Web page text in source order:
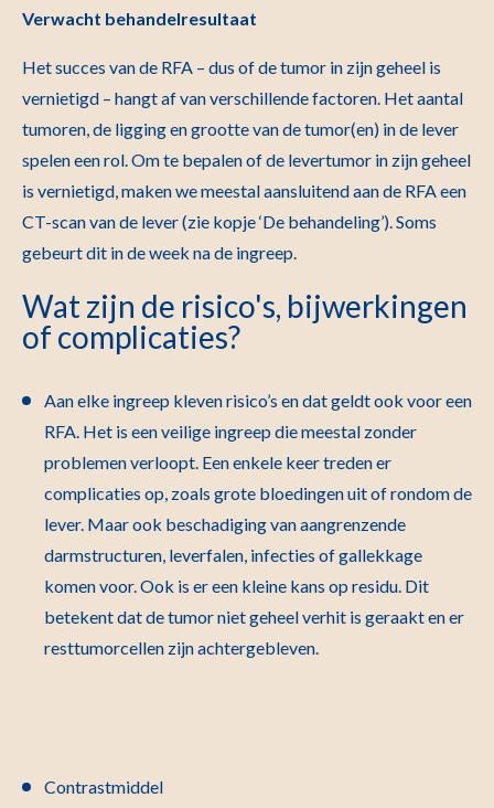
Verwacht behandelresultaat
Het succes van de RFA – dus of de tumor in zijn geheel is
vernietigd – hangt af van verschillende factoren. Het aantal
tumoren, de ligging en grootte van de tumor(en) in de lever
spelen een rol. Om te bepalen of de levertumor in zijn geheel
is vernietigd, maken we meestal aansluitend aan de RFA een
CT-scan van de lever (zie kopje ‘De behandeling’). Soms
gebeurt dit in de week na de ingreep.
Wat zijn de risico's, bijwerkingen
of complicaties?
Aan elke ingreep kleven risico’s en dat geldt ook voor een
RFA. Het is een veilige ingreep die meestal zonder
problemen verloopt. Een enkele keer treden er
complicaties op, zoals grote bloedingen uit of rondom de
lever. Maar ook beschadiging van aangrenzende
darmstructuren, leverfalen, infecties of gallekkage
komen voor. Ook is er een kleine kans op residu. Dit
betekent dat de tumor niet geheel verhit is geraakt en er
resttumorcellen zijn achtergebleven.
Contrastmiddel